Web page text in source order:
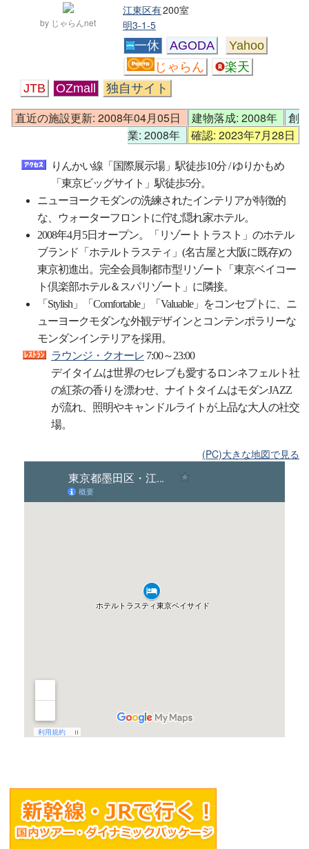
by じゃらんnet
200室
江東区有
明3-1-5
一休
AGODA
Yahoo
じゃらん
楽天
JTB
OZmall 独自サイト
直近の施設更新: 2008年04月05日 建物落成: 2008年
創
業: 2008年
確認: 2023年7月28日
りんかい線「国際展示場」駅徒歩10分 / ゆりかもめ
「東京ビッグサイト」駅徒歩5分。
ニューヨークモダンの洗練されたインテリアが特徴的
な、ウォーターフロントに佇む隠れ家ホテル。
2008年4月5日オープン。「リゾートトラスト」のホテル
ブランド「ホテルトラスティ」(名古屋と大阪に既存)の
東京初進出。完全会員制都市型リゾート「東京ベイコー
ト倶楽部ホテル＆スパリゾート」に隣接。
「Stylish」「Comfortable」「Valuable」をコンセプトに、ニ
ューヨークモダンな外観デザインとコンテンポラリーな
モンダンインテリアを採用。
ラウンジ・クオーレ 7:00～23:00
デイタイムは世界のセレブも愛するロンネフェルト社
の紅茶の香りを漂わせ、ナイトタイムはモダンJAZZ
が流れ、照明やキャンドルライトが上品な大人の社交
場。
(PC)大きな地図で見る